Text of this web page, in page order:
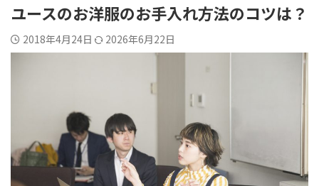
ユースのお洋服のお手入れ方法のコツは？
2018年4月24日 2026年6月22日